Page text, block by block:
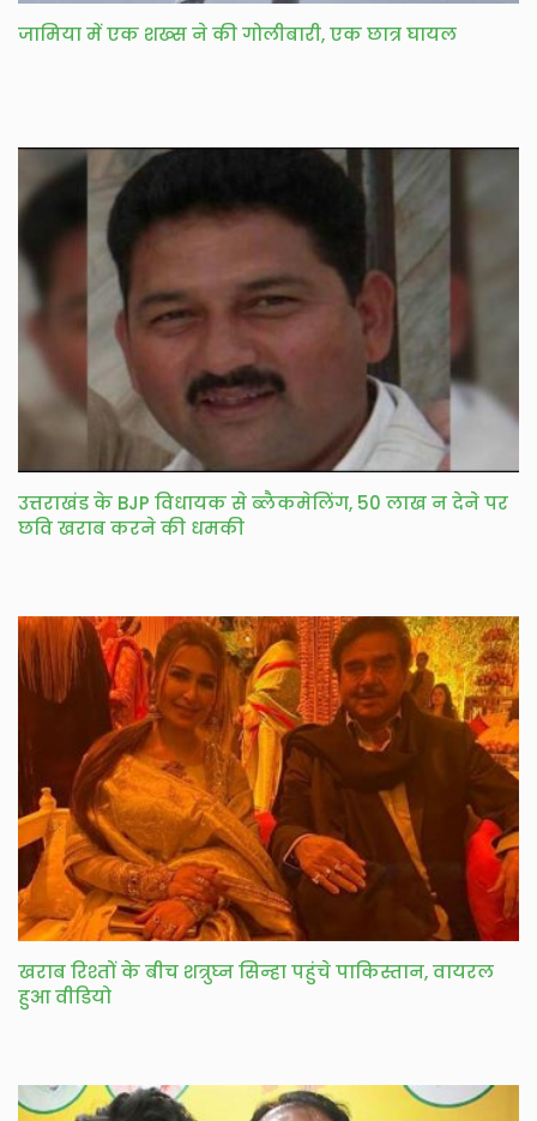
जामिया में एक शख्स ने की गोलीबारी, एक छात्र घायल
उत्तराखंड के BJP विधायक से ब्लैकमेलिंग, 50 लाख न देने पर
छवि खराब करने की धमकी
खराब रिश्तों के बीच शत्रुघ्न सिन्हा पहुंचे पाकिस्तान, वायरल
हुआ वीडियो